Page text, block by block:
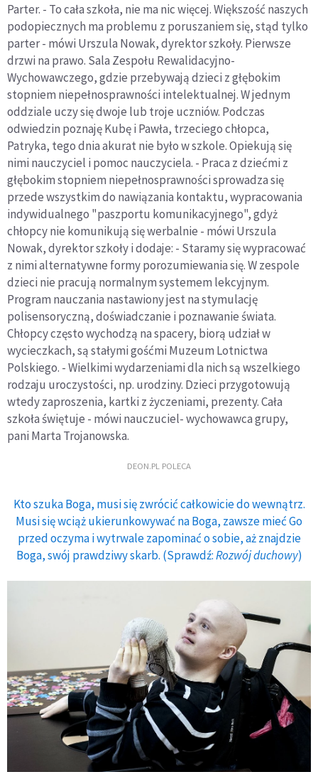
Parter. - To cała szkoła, nie ma nic więcej. Większość naszych
podopiecznych ma problemu z poruszaniem się, stąd tylko
parter - mówi Urszula Nowak, dyrektor szkoły. Pierwsze
drzwi na prawo. Sala Zespołu Rewalidacyjno-
Wychowawczego, gdzie przebywają dzieci z głębokim
stopniem niepełnosprawności intelektualnej. W jednym
oddziale uczy się dwoje lub troje uczniów. Podczas
odwiedzin poznaję Kubę i Pawła, trzeciego chłopca,
Patryka, tego dnia akurat nie było w szkole. Opiekują się
nimi nauczyciel i pomoc nauczyciela. - Praca z dziećmi z
głębokim stopniem niepełnosprawności sprowadza się
przede wszystkim do nawiązania kontaktu, wypracowania
indywidualnego "paszportu komunikacyjnego", gdyż
chłopcy nie komunikują się werbalnie - mówi Urszula
Nowak, dyrektor szkoły i dodaje: - Staramy się wypracować
z nimi alternatywne formy porozumiewania się. W zespole
dzieci nie pracują normalnym systemem lekcyjnym.
Program nauczania nastawiony jest na stymulację
polisensoryczną, doświadczanie i poznawanie świata.
Chłopcy często wychodzą na spacery, biorą udział w
wycieczkach, są stałymi gośćmi Muzeum Lotnictwa
Polskiego. - Wielkimi wydarzeniami dla nich są wszelkiego
rodzaju uroczystości, np. urodziny. Dzieci przygotowują
wtedy zaproszenia, kartki z życzeniami, prezenty. Cała
szkoła świętuje - mówi nauczuciel- wychowawca grupy,
pani Marta Trojanowska.
DEON.PL POLECA
Kto szuka Boga, musi się zwrócić całkowicie do wewnątrz.
Musi się wciąż ukierunkowywać na Boga, zawsze mieć Go
przed oczyma i wytrwale zapominać o sobie, aż znajdzie
Boga, swój prawdziwy skarb. (Sprawdź:Rozwój duchowy)